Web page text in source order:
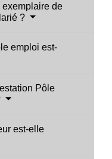
exemplaire de
?
emploi est-
Pôle
est-elle